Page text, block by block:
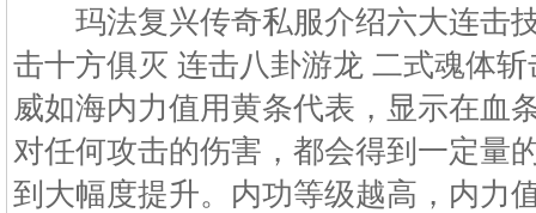
玛法复兴传奇私服介绍六大连击
击十方俱灭 连击八卦游龙 二式魂体
威如海内力值用黄条代表，显示在血
对任何攻击的伤害，都会得到一定量
到大幅度提升。内功等级越高，内力